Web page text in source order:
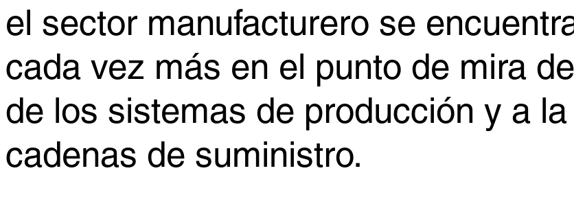
el sector manufacturero se
cada vez más en el punto de mira
de los sistemas de producción y a
cadenas de suministro.